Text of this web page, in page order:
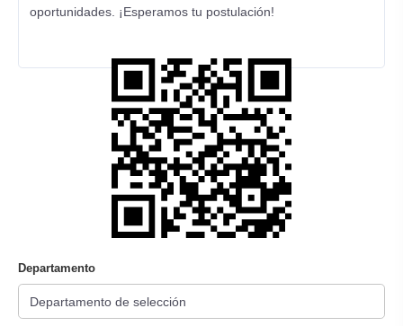
oportunidades. ¡Esperamos tu postulación!
Departamento